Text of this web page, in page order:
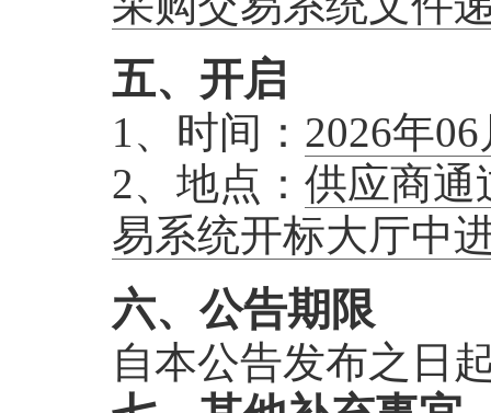
五、开启
1、时间： 2026年
2、地点：供应商通
易系统开标大厅中
六、公告期限
自本公告发布之日